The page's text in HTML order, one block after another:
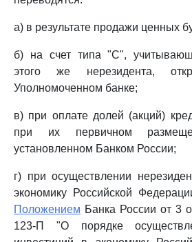
а) в результате продажи ценных
б) на счет типа "С",
этого же нерезидента,
Уполномоченном банке;
в) при оплате долей (акций)
при их первичном
установленном Банком России;
г) при осуществлении
экономику Российской
Положением Банка России от 3
123-П "О порядке